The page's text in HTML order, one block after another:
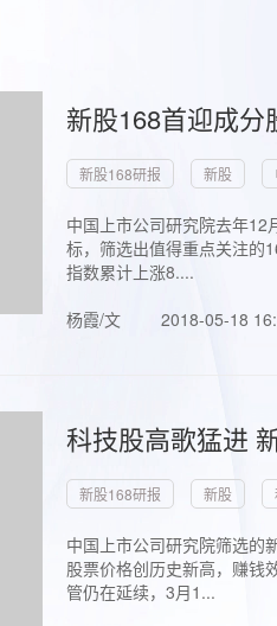
新股168首迎成
新股168研报 新股
中国上市公司研究院去年
标，筛选出值得重点关注的
指数累计上涨8....
杨霞/文
2018-05-18
科技股高歌猛进
新股168研报 新股
中国上市公司研究院筛选的
股票价格创历史新高，赚钱
管仍在延续，3月1...